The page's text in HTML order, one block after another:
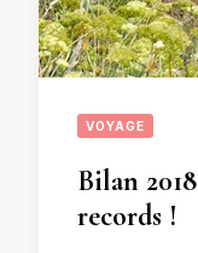
VOYAGE
Bilan
records !